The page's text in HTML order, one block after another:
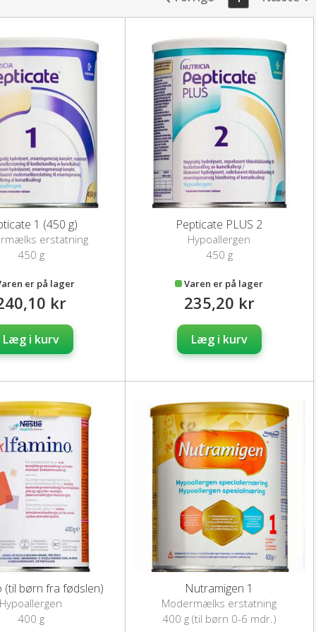
1 (450 g)
erstatning
450 g
er på lager
kr
Læg i kurv
Pepticate PLUS 2
Hypoallergen
modermælkserstatning
450 g
Varen er på lager
235,20 kr
Læg i kurv
(til børn fra fødslen)
Hypoallergen
400 g
Nutramigen 1
Modermælks erstatning
400 g (til børn 0-6 mdr.)